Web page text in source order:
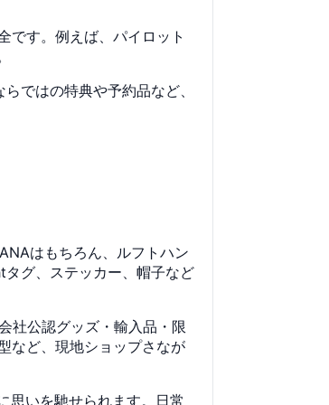
です。例えば、パイロット
ではの特典や予約品など、
はもちろん、ルフトハン
グ、ステッカー、帽子など
社公認グッズ・輸入品・限
など、現地ショップさなが
思いを馳せられます。日常